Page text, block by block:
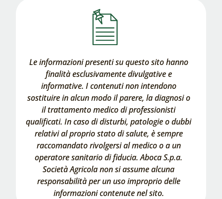
Le informazioni presenti su questo sito hanno
finalità esclusivamente divulgative e
informative. I contenuti non intendono
sostituire in alcun modo il parere, la diagnosi o
il trattamento medico di professionisti
qualificati. In caso di disturbi, patologie o dubbi
relativi al proprio stato di salute, è sempre
raccomandato rivolgersi al medico o a un
operatore sanitario di fiducia. Aboca S.p.a.
Società Agricola non si assume alcuna
responsabilità per un uso improprio delle
informazioni contenute nel sito.